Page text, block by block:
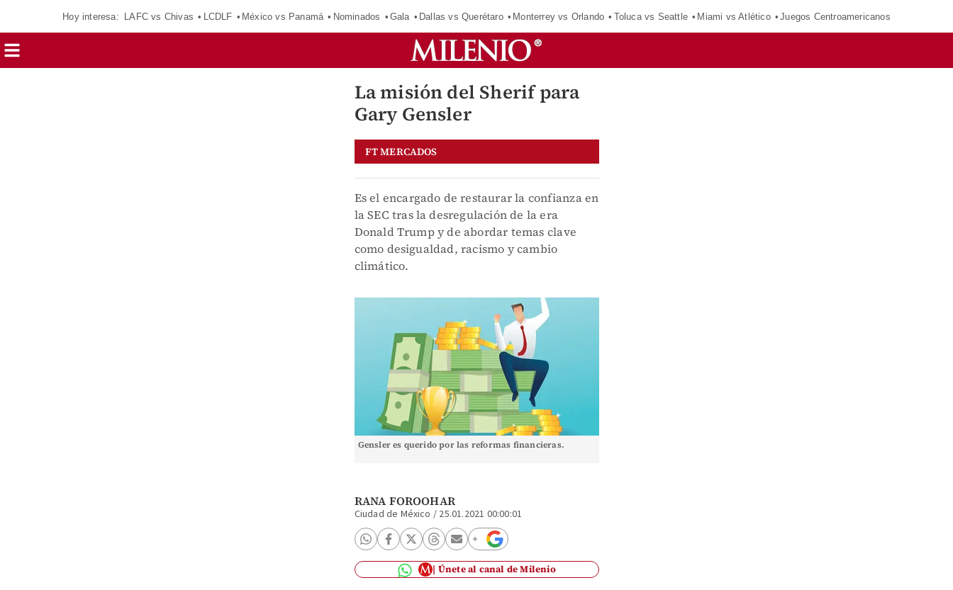
Hoy interesa: LAFC vs Chivas LCDLF México vs Panamá Nominados Gala Dallas vs Querétaro Monterrey vs Orlando Toluca vs Seattle Miami vs Atlético Juegos Centroamericanos
La misión del Sherif para
Gary Gensler
FT MERCADOS
Es el encargado de restaurar la confianza en
la SEC tras la desregulación de la era
Donald Trump y de abordar temas clave
como desigualdad, racismo y cambio
climático.
Gensler es querido por las reformas financieras.
RANA FOROOHAR
Ciudad de México / 25.01.2021 00:00:01
Únete al canal de Milenio